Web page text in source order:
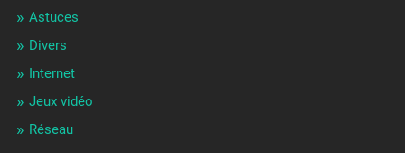
Astuces
Divers
Internet
Jeux vidéo
Réseau